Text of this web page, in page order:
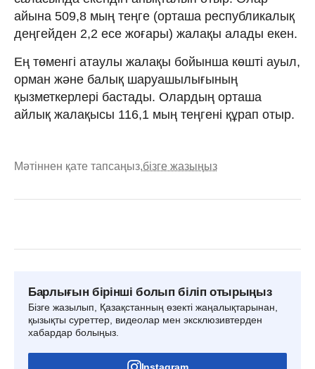
айына 509,8 мың теңге (орташа республикалық
деңгейден 2,2 есе жоғары) жалақы алады екен.
Ең төменгі атаулы жалақы бойынша көшті ауыл,
орман және балық шаруашылығының
қызметкерлері бастады. Олардың орташа
айлық жалақысы 116,1 мың теңгені құрап отыр.
Мәтіннен қате тапсаңыз,бізге жазыңыз
Барлығын бірінші болып біліп отырыңыз
Бізге жазылып, Қазақстанның өзекті жаңалықтарынан,
қызықты суреттер, видеолар мен эксклюзивтерден
хабардар болыңыз.
Instagram